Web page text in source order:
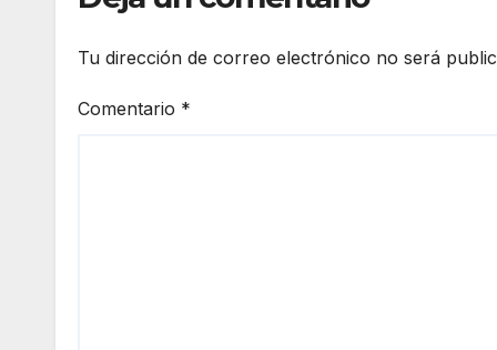
Tu dirección de correo electrónico no será
Comentario *